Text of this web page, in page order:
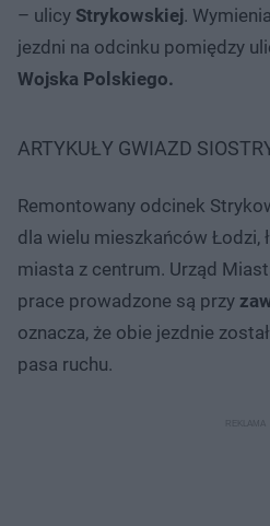
– ulicy Strykowskiej.
jezdni na odcinku pomiędzy
Wojska Polskiego.
ARTYKUŁY GWIAZD
Remontowany odcinek
dla wielu mieszkańców Łodzi,
miasta z centrum. Urząd
prace prowadzone są przy
oznacza, że obie jezdnie
pasa ruchu.